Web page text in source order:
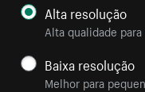
Alta resolução
Alta qualidade
Baixa resolução
Melhor para